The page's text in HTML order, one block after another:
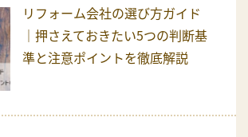
リフォーム会社の選び方ガイド
｜押さえておきたい5つの判断基
準と注意ポイントを徹底解説